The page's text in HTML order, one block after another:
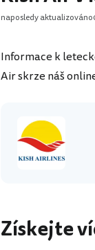
naposledy aktualizováno
Informace k
Air skrze náš
Získejte